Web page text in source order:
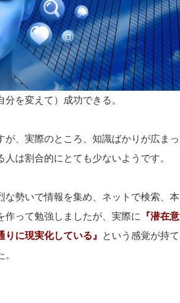
を変えて）成功できる。
、実際のところ、知識ばかりが広まっ
は割合的にとても少ないようです。
勢いで情報を集め、ネットで検索、本
作って勉強しましたが、実際に
『潜在意
に現実化している』
という感覚が持て